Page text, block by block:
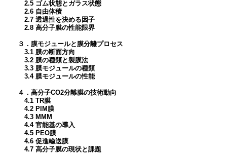
2.5 ゴム状態とガラス状態
2.6 自由体積
2.7 透過性を決める因子
2.8 高分子膜の性能限界
３．膜モジュールと膜分離プロセス
3.1 膜の断面方向
3.2 膜の種類と製膜法
3.3 膜モジュールの種類
3.4 膜モジュールの性能
４．高分子CO2分離膜の技術動向
4.1 TR膜
4.2 PIM膜
4.3 MMM
4.4 官能基の導入
4.5 PEO膜
4.6 促進輸送膜
4.7 高分子膜の現状と課題